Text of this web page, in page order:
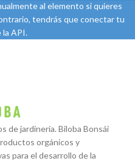
al elemento si quieres
tendrás que conectar tu
la API.
de jardinería. Biloba Bonsái
orgánicos y
para el desarrollo de la